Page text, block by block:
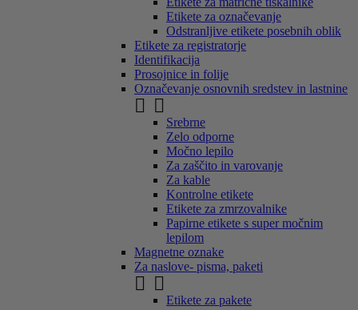
Etikete za označevanje
Odstranljive etikete posebnih oblik
Etikete za registratorje
Identifikacija
Prosojnice in folije
Označevanje osnovnih sredstev in lastnine
 
Srebrne
Zelo odporne
Močno lepilo
Za zaščito in varovanje
Za kable
Kontrolne etikete
Etikete za zmrzovalnike
Papirne etikete s super močnim
lepilom
Magnetne oznake
Za naslove- pisma, paketi
 
Etikete za pakete